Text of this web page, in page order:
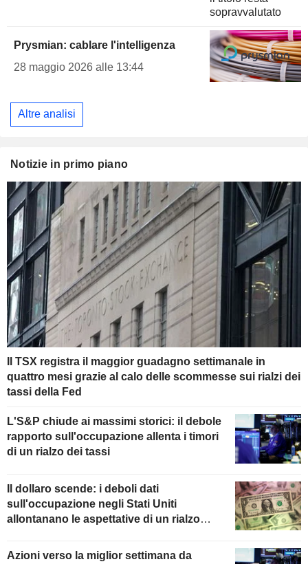
Prysmian: cablare l'intelligenza
28 maggio 2026 alle 13:44
Altre analisi
Notizie in primo piano
Il TSX registra il maggior guadagno settimanale in
quattro mesi grazie al calo delle scommesse sui rialzi dei
tassi della Fed
L'S&P chiude ai massimi storici: il debole
rapporto sull'occupazione allenta i timori
di un rialzo dei tassi
Il dollaro scende: i deboli dati
sull'occupazione negli Stati Uniti
allontanano le aspettative di un rialzo
Azioni verso la miglior settimana da